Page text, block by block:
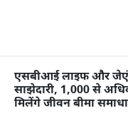
एसबीआई लाइफ और
साझेदारी, 1,000 से
मिलेंगे जीवन बीमा